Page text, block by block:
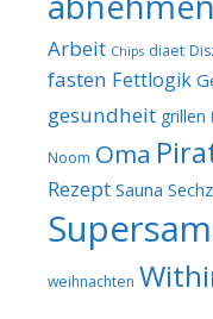
Arbeit Chips diaet
fasten Fettlogik
gesundheit grillen
Noom Oma
Rezept Sauna
weihnachten